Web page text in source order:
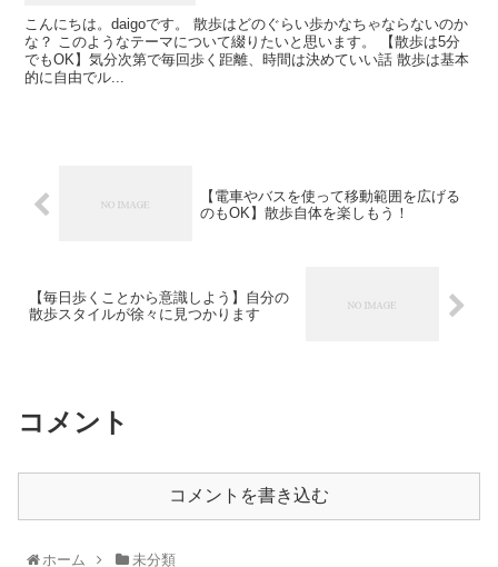
こんにちは。daigoです。 散歩はどのぐらい歩かなちゃならないのか
な？ このようなテーマについて綴りたいと思います。 【散歩は5分
でもOK】気分次第で毎回歩く距離、時間は決めていい話 散歩は基本
的に自由でル...
【電車やバスを使って移動範囲を広げる
のもOK】散歩自体を楽しもう！
【毎日歩くことから意識しよう】自分の
散歩スタイルが徐々に見つかります
コメント
コメントを書き込む
ホーム 未分類